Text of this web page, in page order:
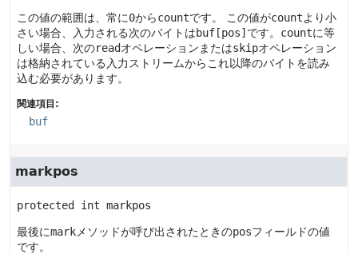
この値の範囲は、常に0からcountです。 この値がcountより小
さい場合、入力される次のバイトはbuf[pos] です。 countに等
しい場合、次のreadオペレーションまたはskipオペレーション
は格納されている入力ストリームからこれ以降のバイトを読み
込む必要があります。
関連項目:
buf
markpos
protected int markpos
最後にmark メソッドが呼び出されたときのposフィールドの値
です。